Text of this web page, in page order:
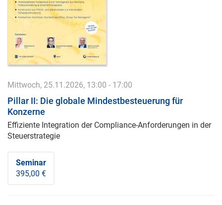
Mittwoch, 25.11.2026, 13:00 - 17:00
Pillar II: Die globale Mindestbesteuerung für
Konzerne
Effiziente Integration der Compliance-Anforderungen in der
Steuerstrategie
Seminar
395,00 €